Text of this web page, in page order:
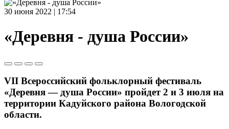
30 июня 2022 | 17:54
«Деревня - душа России»
VII Всероссийский фольклорный фестиваль
«Деревня — душа России» пройдет 2 и 3 июля на
территории Кадуйского района Вологодской
области.